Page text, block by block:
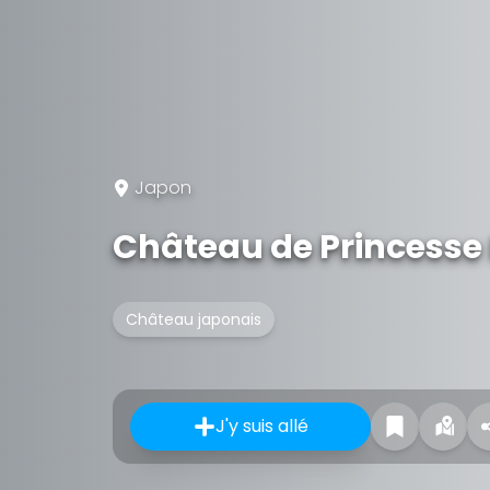
Japon
Château de Princesse
Château japonais
J'y suis allé